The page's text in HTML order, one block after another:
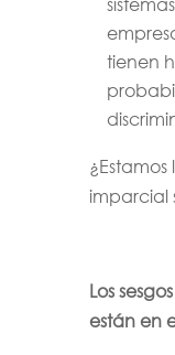
tienen
imparcial
Los
están en